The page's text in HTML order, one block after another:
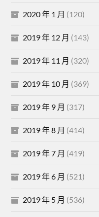
2020 年 1 月 (120)
2019 年 12 月 (143)
2019 年 11 月 (320)
2019 年 10 月 (369)
2019 年 9 月 (317)
2019 年 8 月 (414)
2019 年 7 月 (419)
2019 年 6 月 (521)
2019 年 5 月 (536)